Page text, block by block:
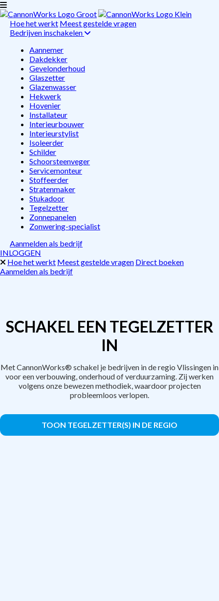
Hoe het werkt Meest gestelde vragen
Bedrijven inschakelen
Aannemer
Dakdekker
Gevelonderhoud
Glaszetter
Glazenwasser
Hekwerk
Hovenier
Installateur
Interieurbouwer
Interieurstylist
Isoleerder
Schilder
Schoorsteenveger
Servicemonteur
Stoffeerder
Stratenmaker
Stukadoor
Tegelzetter
Zonnepanelen
Zonwering-specialist
Aanmelden als bedrijf
INLOGGEN
Hoe het werkt Meest gestelde vragen Direct boeken
Aanmelden als bedrijf
SCHAKEL EEN TEGELZETTER
IN
Met CannonWorks® schakel je bedrijven in de regio Vlissingen in
voor een verbouwing, onderhoud of verduurzaming. Zij werken
volgens onze bewezen methodiek, waardoor projecten
probleemloos verlopen.
TOON TEGELZETTER(S) IN DE REGIO